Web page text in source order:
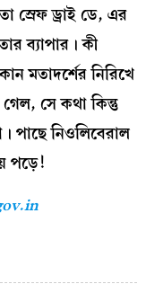
স্রেফ ড্রাই ডে, এর
ব্যাপার। কী
মতাদর্শের নিরিখে
সে কথা কিন্তু
নিওলিবেরাল
পড়ে!